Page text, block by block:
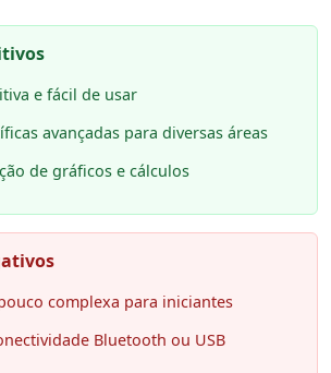
e fácil de usar
avançadas para diversas áreas
de gráficos e cálculos
complexa para iniciantes
Bluetooth ou USB